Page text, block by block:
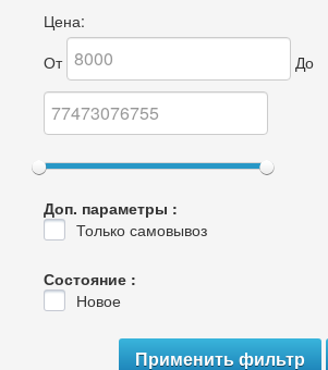
Цена:
От
До
Доп. параметры :
Только самовывоз
Состояние :
Новое